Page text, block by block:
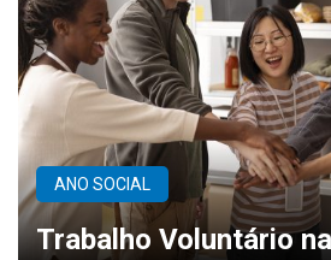
ANO SOCIAL
Trabalho Voluntário